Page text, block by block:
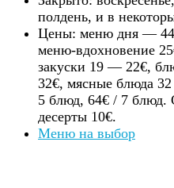
полдень, и в
Цены: меню дня —
меню-вдохновение
закуски 19 — 22€,
32€, мясные блюда
5 блюд, 64€ / 7 блюд.
десерты 10€.
Меню на выбор